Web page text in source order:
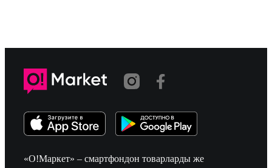
«О!Маркет» – смартфондон товарларды же